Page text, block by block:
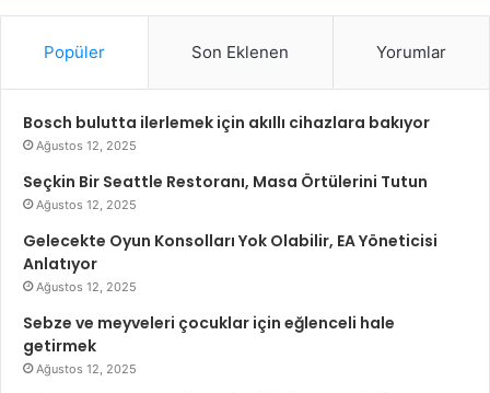
Popüler Son Eklenen Yorumlar
Bosch bulutta ilerlemek için akıllı cihazlara bakıyor
Ağustos 12, 2025
Seçkin Bir Seattle Restoranı, Masa Örtülerini Tutun
Ağustos 12, 2025
Gelecekte Oyun Konsolları Yok Olabilir, EA Yöneticisi
Anlatıyor
Ağustos 12, 2025
Sebze ve meyveleri çocuklar için eğlenceli hale
getirmek
Ağustos 12, 2025